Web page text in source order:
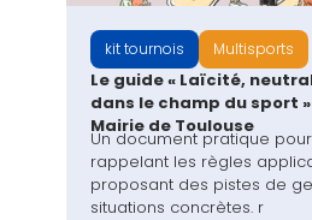
kit tournois Multisports
Le guide « Laïcité,
dans le champ du sport
Mairie de Toulouse
Un document pratique
rappelant les règles
proposant des pistes de
situations concrètes. ‍r